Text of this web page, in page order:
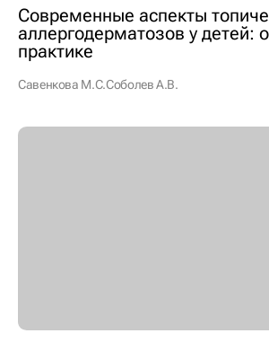
Современные аспекты
аллергодерматозов у детей:
практике
Савенкова М.С.Соболев А.В.